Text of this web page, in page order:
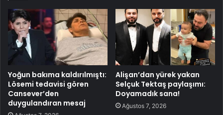
Yoğun bakıma kaldırılmıştı:
Lösemi tedavisi gören
Cansever’den
duygulandıran mesaj
Alişan’dan yürek yakan
Selçuk Tektaş paylaşımı:
Doyamadık sana!
Ağustos 7, 2026